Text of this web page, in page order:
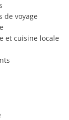
de voyage
et cuisine locale